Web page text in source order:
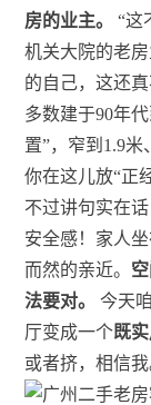
房的业主。
“这
机关大院的老
的自己，这还
多数建于90年
置”，窄到1.9
你在这儿放“正
不过讲句实在
安全感！家人
而然的亲近。
法要对。
今天
厅变成一个既
或者挤，相信我